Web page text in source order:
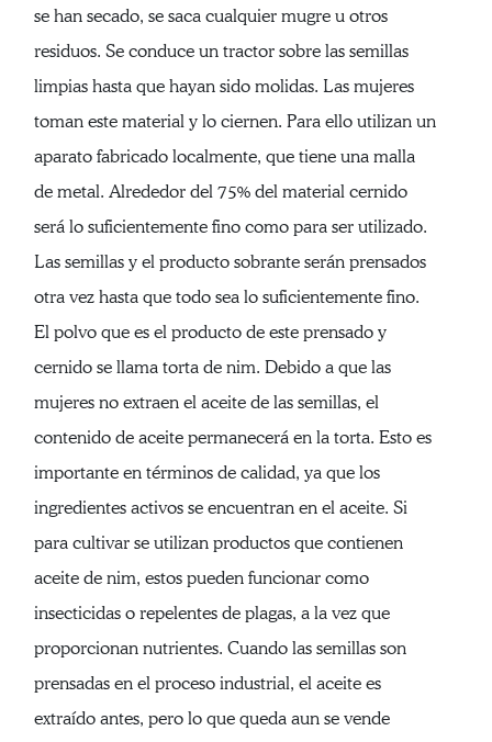
se han secado, se saca cualquier mugre u otros
residuos. Se conduce un tractor sobre las semillas
limpias hasta que hayan sido molidas. Las mujeres
toman este material y lo ciernen. Para ello utilizan un
aparato fabricado localmente, que tiene una malla
de metal. Alrededor del 75% del material cernido
será lo suficientemente fino como para ser utilizado.
Las semillas y el producto sobrante serán prensados
otra vez hasta que todo sea lo suficientemente fino.
El polvo que es el producto de este prensado y
cernido se llama torta de nim. Debido a que las
mujeres no extraen el aceite de las semillas, el
contenido de aceite permanecerá en la torta. Esto es
importante en términos de calidad, ya que los
ingredientes activos se encuentran en el aceite. Si
para cultivar se utilizan productos que contienen
aceite de nim, estos pueden funcionar como
insecticidas o repelentes de plagas, a la vez que
proporcionan nutrientes. Cuando las semillas son
prensadas en el proceso industrial, el aceite es
extraído antes, pero lo que queda aun se vende